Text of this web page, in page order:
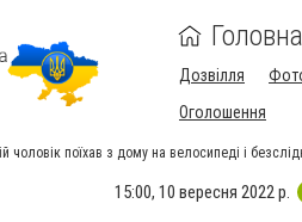
Головна
Дозвілля
Оголошення
чоловік поїхав з дому на велосипеді і
15:00, 10 вересня 2022 р.